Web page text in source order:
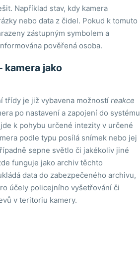
Například stav, kdy kamera
nebo data z čidel. Pokud k tomuto
zástupným symbolem a
pověřená osoba.
kamera jako
třídy je již vybavena možností reakce
po nastavení a zapojení do systému
k pohybu určené intezity v určené
podle typu posílá snímek nebo jej
sepne světlo či jakékoliv jiné
funguje jako archiv těchto
data do zabezpečeného archivu,
účely policejního vyšetřování či
v teritoriu kamery.